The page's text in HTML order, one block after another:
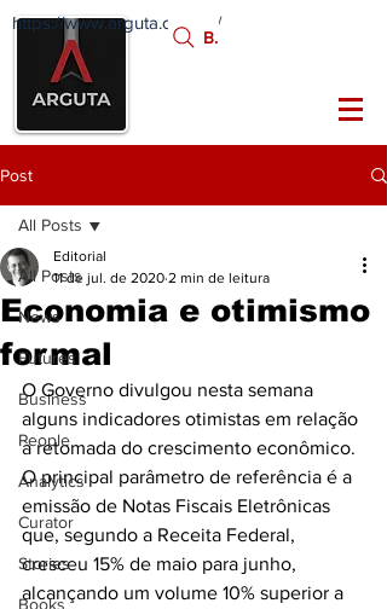
FATOS
https://www.arguta.com.br/
Busca:
Post
All Posts
News
Futures
Business
People
Analytics
Curator
Stories
Books
All Posts
Economia e otimismo
formal
Editorial
11 de jul. de 2020 2 min de leitura
O Governo divulgou nesta semana
alguns indicadores otimistas em relação
à retomada do crescimento econômico.
O principal parâmetro de referência é a
emissão de Notas Fiscais Eletrônicas
que, segundo a Receita Federal,
cresceu 15% de maio para junho,
alcançando um volume 10% superior a